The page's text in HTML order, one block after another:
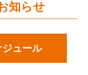
知らせ
ジュール